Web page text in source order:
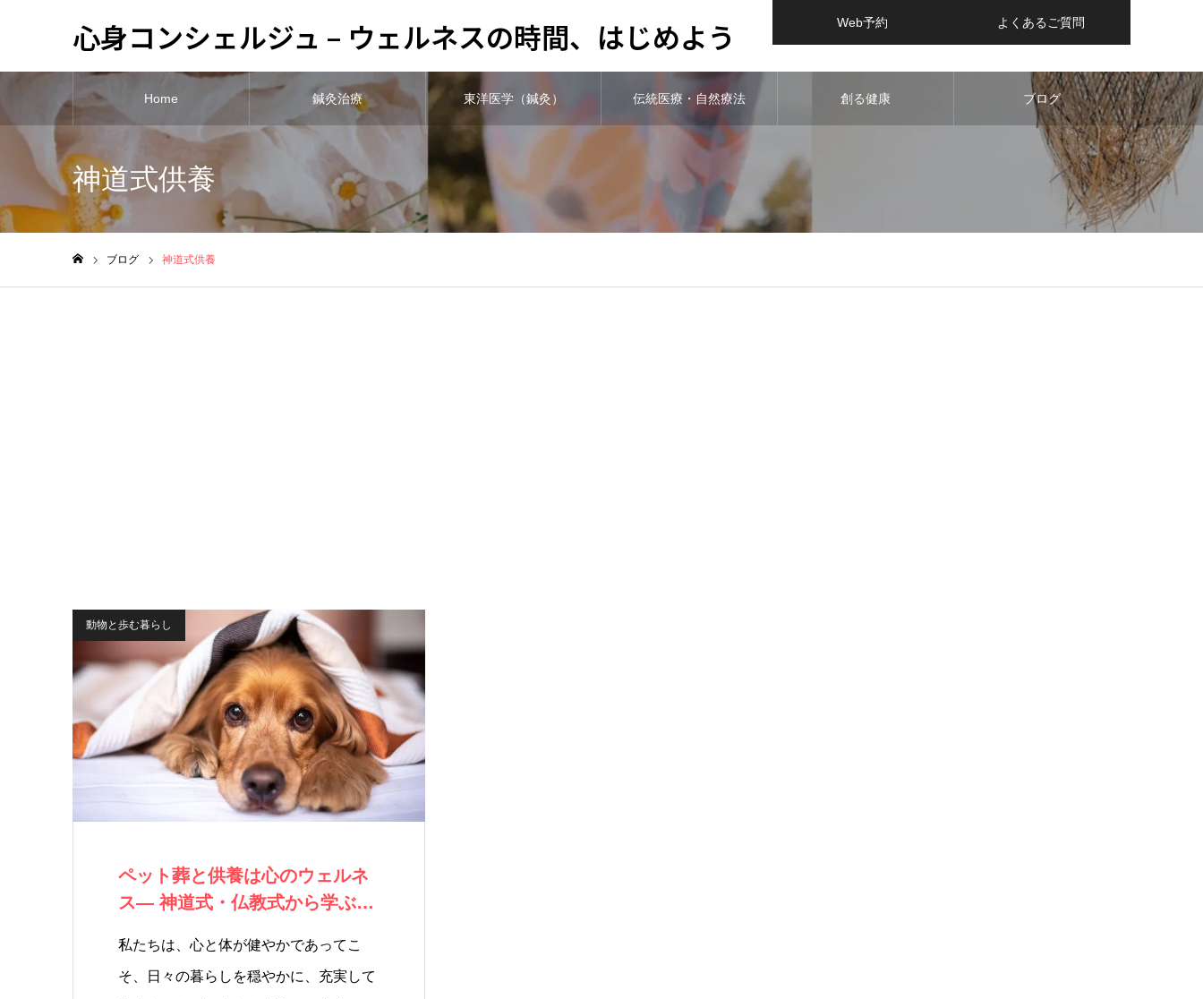
心身コンシェルジュ – ウェルネスの時間、はじめよう Web予約 よくあるご質問
Home 鍼灸治療 東洋医学（鍼灸） 伝統医療・自然療法 創る健康 ブログ
神道式供養
ブログ 神道式供養
動物と歩む暮らし
ペット葬と供養は心のウェルネ
ス― 神道式・仏教式から学ぶ、
私たちは、心と体が健やかであってこ
そ、日々の暮らしを穏やかに、充実して